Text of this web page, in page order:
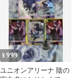
¥999
ユニオンアリーナ 陰の